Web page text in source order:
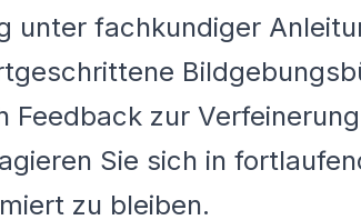
unter fachkundiger
Feedback zur
Sie sich in
zu bleiben.